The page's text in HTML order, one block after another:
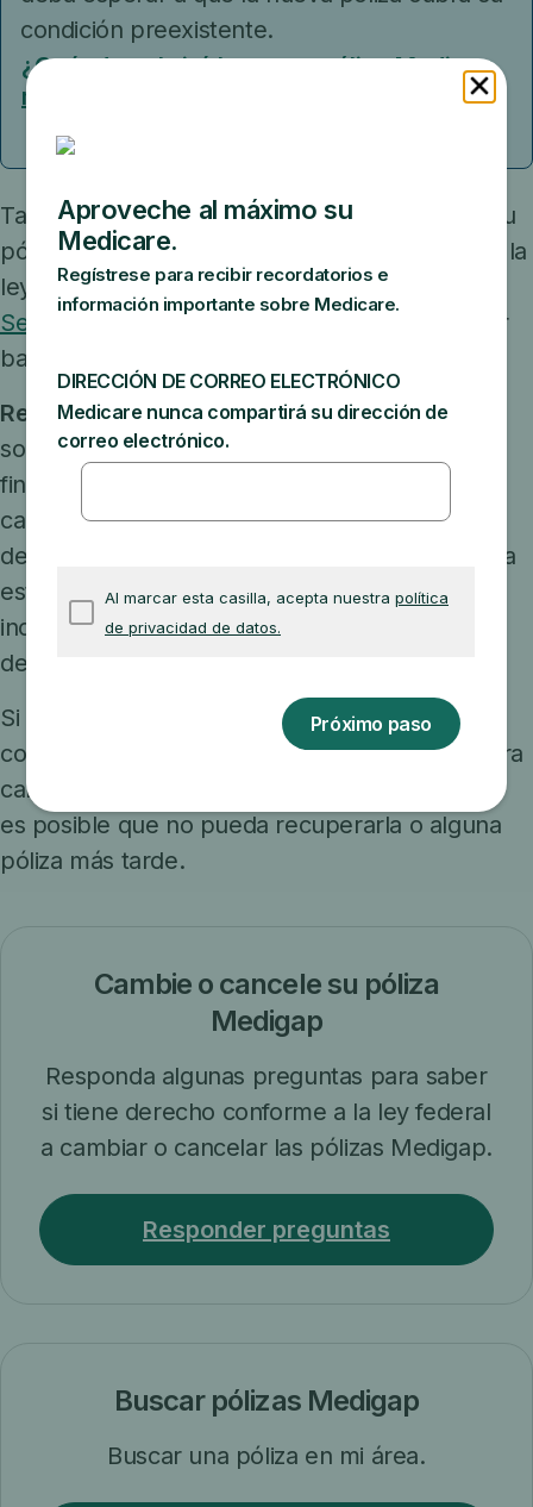
condición preexistente.
¿Cuándo cubrirá la nueva póliza Medigap
mi condición preexistente?
También tiene derecho a cambiar o cancelar su
póliza de Medigap en algunas situaciones bajo la
ley federal. Consulte con suDepartamento de
Seguros del Estado
qué derechos podría tener
bajo la ley estatal.
Recordatorio : Asegúrese de presentar su
solicitud no más de 63 días después de que
finalice su cobertura. Conserve copias de
cartas, avisos, correos electrónicos o rechazos
de reclamos como prueba de que su cobertura
está siendo cancelada. Es posible que deba
incluirlas con su solicitud de Medigap para
demostrar que tiene un derecho garantizado.
Si desea
su póliza Medigap,
comuníquese con su compañía de seguros para
cancelarla. Si abandona su póliza de Medigap,
es posible que no pueda recuperarla o alguna
póliza más tarde.
Cambie o cancele su póliza
Medigap
Responda algunas preguntas para saber
si tiene derecho conforme a la ley federal
a cambiar o cancelar las pólizas Medigap.
Responder preguntas
Buscar pólizas Medigap
Buscar una póliza en mi área.